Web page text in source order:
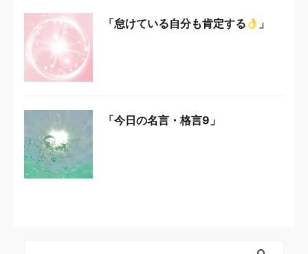
「怠けている自分も肯定する 」
「今日の名言・格言9」